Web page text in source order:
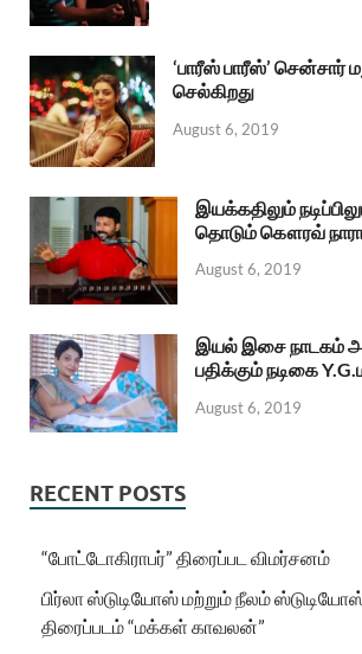
‘பாரீஸ் பாரீஸ்’ சென்சார்
செல்கிறது
August 6, 2019
இயக்கதிலும்
தொடும் கௌரவ்
August 6, 2019
இயல் இசை நாடகம்
பதிக்கும் நடிகை
August 6, 2019
RECENT POSTS
“போட்டோகிராபர்” திரைப்பட விமர்சனம்
பிர்லா ஸ்டுடியோஸ் மற்றும் நீலம்
திரைப்படம் “மக்கள் காவலன்”